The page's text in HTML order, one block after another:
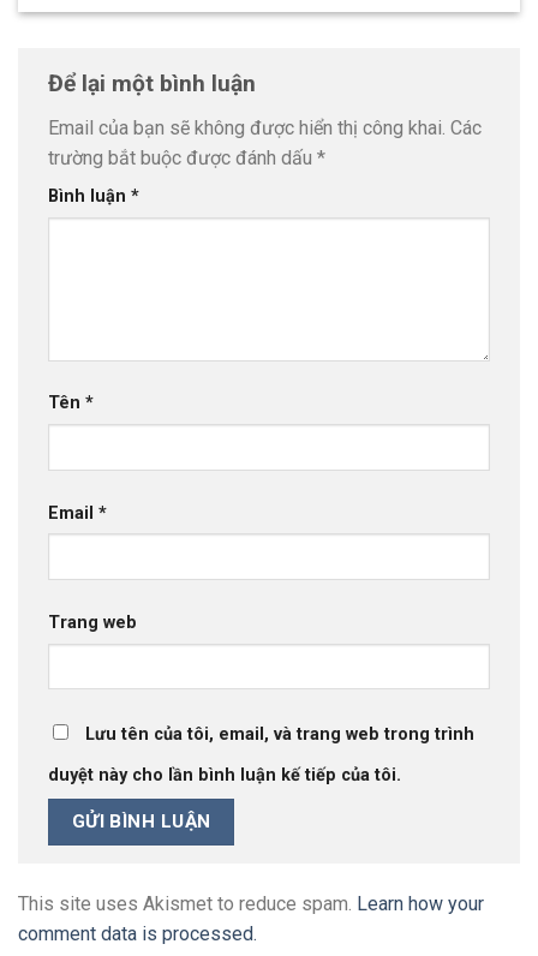
Để lại một bình luận
Email của bạn sẽ không được hiển thị công khai. Các
trường bắt buộc được đánh dấu *
Bình luận *
Tên *
Email *
Trang web
Lưu tên của tôi, email, và trang web trong trình
duyệt này cho lần bình luận kế tiếp của tôi.
This site uses Akismet to reduce spam. Learn how your
comment data is processed.